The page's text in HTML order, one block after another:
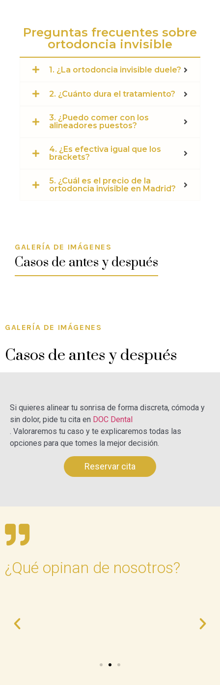
Preguntas frecuentes sobre
ortodoncia invisible
1. ¿La ortodoncia invisible duele?
2. ¿Cuánto dura el tratamiento?
3. ¿Puedo comer con los
alineadores puestos?
4. ¿Es efectiva igual que los
brackets?
5. ¿Cuál es el precio de la
ortodoncia invisible en Madrid?
GALERÍA DE IMÁGENES
Casos de antes y después
GALERÍA DE IMÁGENES
Casos de antes y después
Si quieres alinear tu sonrisa de forma discreta, cómoda y
sin dolor, pide tu cita en DOC Dental
. Valoraremos tu caso y te explicaremos todas las
opciones para que tomes la mejor decisión.
Reservar cita
¿Qué opinan de nosotros?